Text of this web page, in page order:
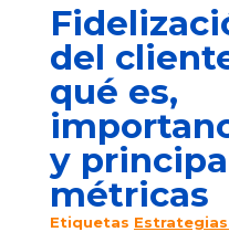
del
qué es,
y
métricas
Etiquetas